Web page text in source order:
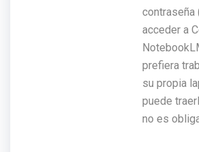
contraseña
acceder a
prefiera
su propia
puede
no es